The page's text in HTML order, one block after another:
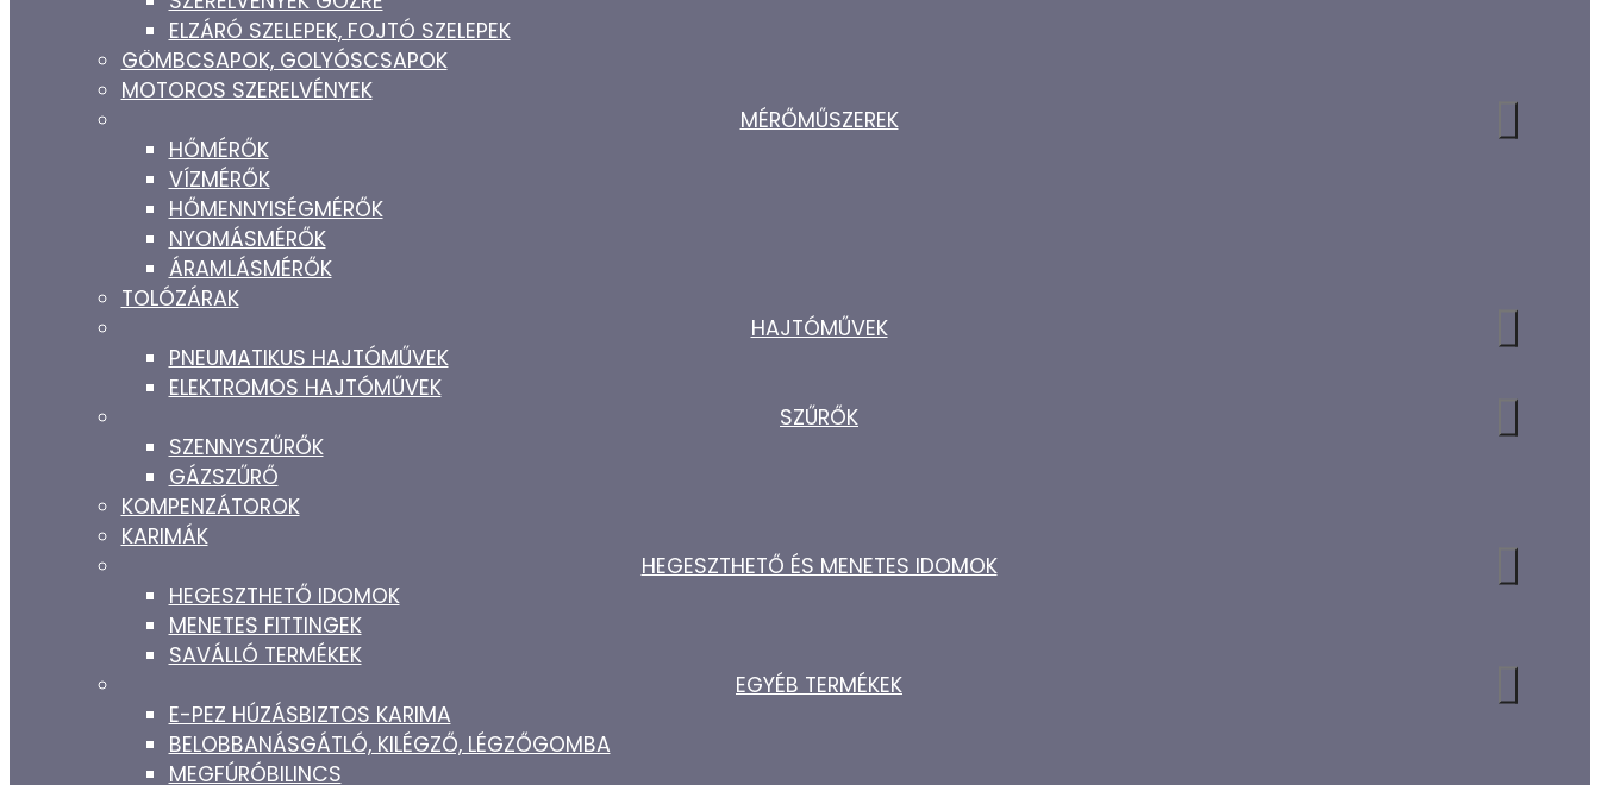
ELZÁRÓ SZELEPEK, FOJTÓ SZELEPEK
GÖMBCSAPOK, GOLYÓSCSAPOK
MOTOROS SZERELVÉNYEK
MÉRŐMŰSZEREK
HŐMÉRŐK
VÍZMÉRŐK
HŐMENNYISÉGMÉRŐK
NYOMÁSMÉRŐK
ÁRAMLÁSMÉRŐK
TOLÓZÁRAK
HAJTÓMŰVEK
PNEUMATIKUS HAJTÓMŰVEK
ELEKTROMOS HAJTÓMŰVEK
SZŰRŐK
SZENNYSZŰRŐK
GÁZSZŰRŐ
KOMPENZÁTOROK
KARIMÁK
HEGESZTHETŐ ÉS MENETES IDOMOK
HEGESZTHETŐ IDOMOK
MENETES FITTINGEK
SAVÁLLÓ TERMÉKEK
EGYÉB TERMÉKEK
E-PEZ HÚZÁSBIZTOS KARIMA
BELOBBANÁSGÁTLÓ, KILÉGZŐ, LÉGZŐGOMBA
MEGFÚRÓBILINCS